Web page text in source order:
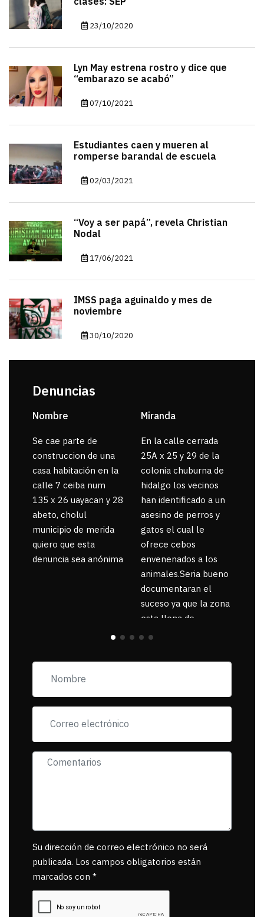
23/10/2020
Lyn May estrena rostro y dice que
“embarazo se acabó”
07/10/2021
Estudiantes caen y mueren al
romperse barandal de escuela
02/03/2021
“Voy a ser papá”, revela Christian
Nodal
17/06/2021
IMSS paga aguinaldo y mes de
noviembre
30/10/2020
Denuncias
Nombre
Se cae parte de
construccion de una
casa habitación en la
calle 7 ceiba num
135 x 26 uayacan y 28
abeto, cholul
municipio de merida
quiero que esta
denuncia sea anónima
Miranda
En la calle cerrada
25A x 25 y 29 de la
colonia chuburna de
hidalgo los vecinos
han identificado a un
asesino de perros y
gatos el cual le
ofrece cebos
envenenados a los
animales.Seria bueno
documentaran el
suceso ya que la zona
esta llena de
pancartas de
exigiendo al asesino
muerta.
Su dirección de correo electrónico no será
publicada. Los campos obligatorios están
marcados con *